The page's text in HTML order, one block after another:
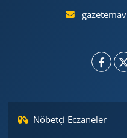
Nöbetçi Eczaneler